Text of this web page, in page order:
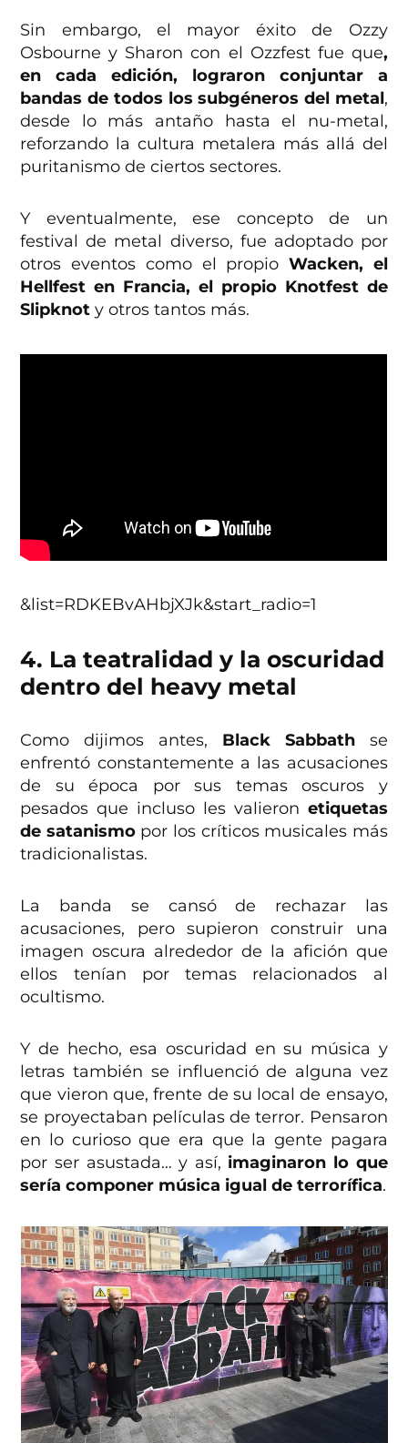
Sin embargo, el mayor éxito de Ozzy
Osbourne y Sharon con el Ozzfest fue que,
en cada edición, lograron conjuntar a
bandas de todos los subgéneros del metal,
desde lo más antaño hasta el nu-metal,
reforzando la cultura metalera más allá del
puritanismo de ciertos sectores.
Y eventualmente, ese concepto de un
festival de metal diverso, fue adoptado por
otros eventos como el propio Wacken, el
Hellfest en Francia, el propio Knotfest de
Slipknoty otros tantos más.
&list=RDKEBvAHbjXJk&start_radio=1
4. La teatralidad y la oscuridad
dentro del heavy metal
Como dijimos antes, Black Sabbathse
enfrentó constantemente a las acusaciones
de su época por sus temas oscuros y
pesados que incluso les valieron etiquetas
de satanismo por los críticos musicales más
tradicionalistas.
La banda se cansó de rechazar las
acusaciones, pero supieron construir una
imagen oscura alrededor de la afición que
ellos tenían por temas relacionados al
ocultismo.
Y de hecho, esa oscuridad en su música y
letras también se influenció de alguna vez
que vieron que, frente de su local de ensayo,
se proyectaban películas de terror. Pensaron
en lo curioso que era que la gente pagara
por ser asustada… y así, imaginaron lo que
sería componer música igual de terrorífica.